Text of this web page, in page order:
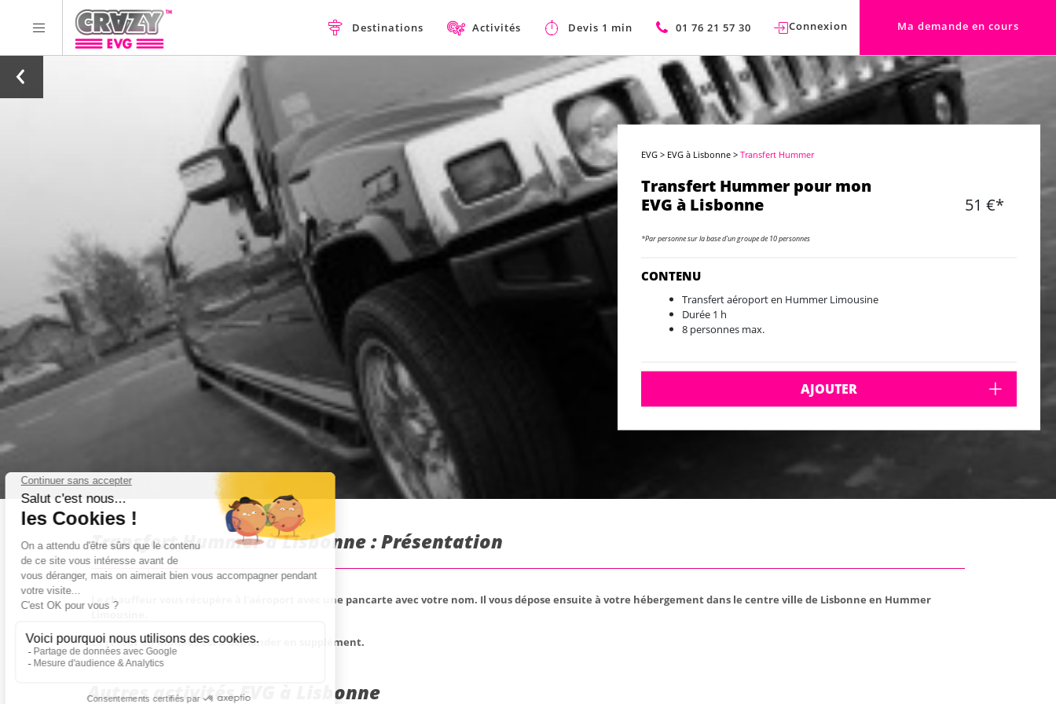
Destinations Activités Devis 1 min 01 76 21 57 30 Connexion Ma demande en cours
EVG > EVG à Lisbonne >Transfert Hummer
Transfert Hummer pour mon
EVG à Lisbonne
51 €*
*Par personne sur la base d'un groupe de 10 personnes
CONTENU
Transfert aéroport en Hummer Limousine
Durée 1 h
8 personnes max.
AJOUTER
Transfert Hummer à Lisbonne : Présentation
Le chauffeur vous récupère à l'aéroport avec une pancarte avec votre nom. Il vous dépose ensuite à votre hébergement dans le centre ville de Lisbonne en Hummer
Le retour en minibus est à demander en supplément.
Autres activités EVG à Lisbonne